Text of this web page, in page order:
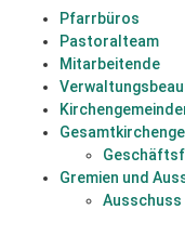
Pfarrbüros
Pastoralteam
Mitarbeitende
Gremien und
Ausschuss